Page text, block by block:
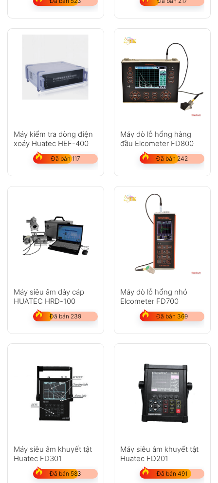
Máy kiểm tra dòng điện
xoáy Huatec HEF-400
Đã bán 117
Máy dò lỗ hổng hàng
đầu Elcometer FD800
Đã bán 242
Máy siêu âm dây cáp
HUATEC HRD-100
Đã bán 239
Máy dò lỗ hổng nhỏ
Elcometer FD700
Đã bán 369
Máy siêu âm khuyết tật
Huatec FD301
Đã bán 583
Máy siêu âm khuyết tật
Huatec FD201
Đã bán 491